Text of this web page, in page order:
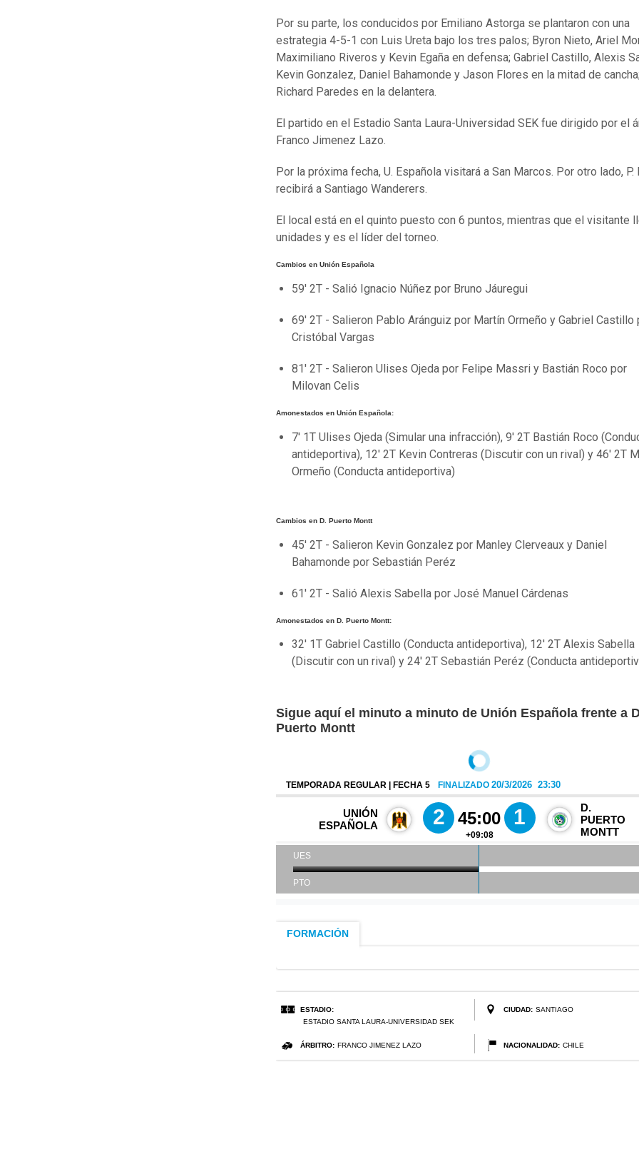
Por su parte, los conducidos por Emiliano Astorga se plantaron con una
estrategia 4-5-1 con Luis Ureta bajo los tres palos; Byron Nieto, Ariel
Maximiliano Riveros y Kevin Egaña en defensa; Gabriel Castillo, Alexis
Kevin Gonzalez, Daniel Bahamonde y Jason Flores en la mitad de
Richard Paredes en la delantera.
El partido en el Estadio Santa Laura-Universidad SEK fue dirigido por el
Franco Jimenez Lazo.
Por la próxima fecha, U. Española visitará a San Marcos. Por otro lado, P.
recibirá a Santiago Wanderers.
El local está en el quinto puesto con 6 puntos, mientras que el visitante
unidades y es el líder del torneo.
Cambios en Unión Española
59' 2T - Salió Ignacio Núñez por Bruno Jáuregui
69' 2T - Salieron Pablo Aránguiz por Martín Ormeño y Gabriel Castillo
Cristóbal Vargas
81' 2T - Salieron Ulises Ojeda por Felipe Massri y Bastián Roco por
Milovan Celis
Amonestados en Unión Española:
7' 1T Ulises Ojeda (Simular una infracción), 9' 2T Bastián Roco
antideportiva), 12' 2T Kevin Contreras (Discutir con un rival) y 46' 2T
Ormeño (Conducta antideportiva)
Cambios en D. Puerto Montt
45' 2T - Salieron Kevin Gonzalez por Manley Clerveaux y Daniel
Bahamonde por Sebastián Peréz
61' 2T - Salió Alexis Sabella por José Manuel Cárdenas
Amonestados en D. Puerto Montt:
32' 1T Gabriel Castillo (Conducta antideportiva), 12' 2T Alexis Sabella
(Discutir con un rival) y 24' 2T Sebastián Peréz (Conducta
Sigue aquí el minuto a minuto de Unión Española frente a
Puerto Montt